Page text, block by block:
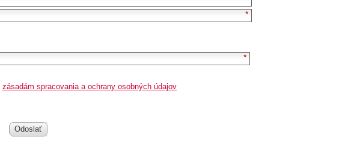
zásadám spracovania a ochrany osobných údajov
Odoslať